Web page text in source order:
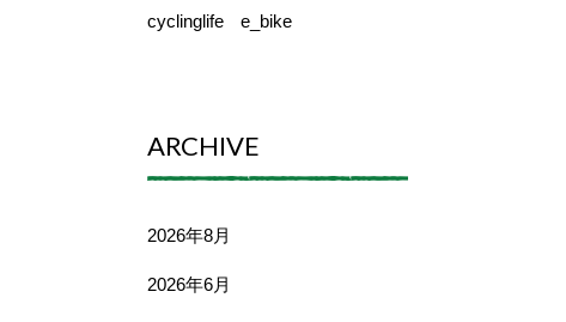
cyclinglife
e_bike
ARCHIVE
2026年8月
2026年6月